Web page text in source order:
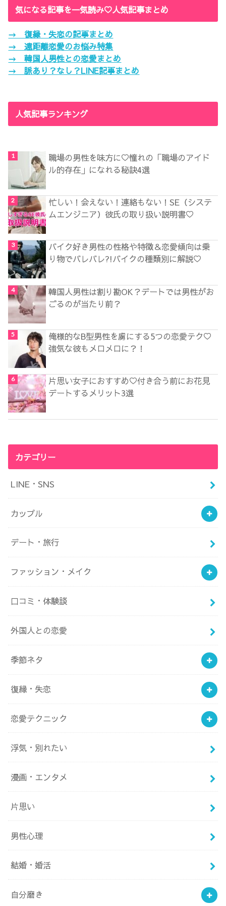
気になる記事を一気読み♡人気記事まとめ
→ 復縁・失恋の記事まとめ
→ 遠距離恋愛のお悩み特集
→ 韓国人男性との恋愛まとめ
→ 脈あり？なし？LINE記事まとめ
人気記事ランキング
職場の男性を味方に♡憧れの「職場のアイド
ル的存在」になれる秘訣4選
忙しい！会えない！連絡もない！SE（システ
ムエンジニア）彼氏の取り扱い説明書♡
バイク好き男性の性格や特徴＆恋愛傾向は乗
り物でバレバレ?!バイクの種類別に解説♡
韓国人男性は割り勘OK？デートでは男性がお
ごるのが当たり前？
俺様的なB型男性を虜にする5つの恋愛テク♡
強気な彼もメロメロに？！
片思い女子におすすめ♡付き合う前にお花見
デートするメリット3選
カテゴリー
LINE・SNS
カップル
デート・旅行
ファッション・メイク
口コミ・体験談
外国人との恋愛
季節ネタ
復縁・失恋
恋愛テクニック
浮気・別れたい
漫画・エンタメ
片思い
男性心理
結婚・婚活
自分磨き